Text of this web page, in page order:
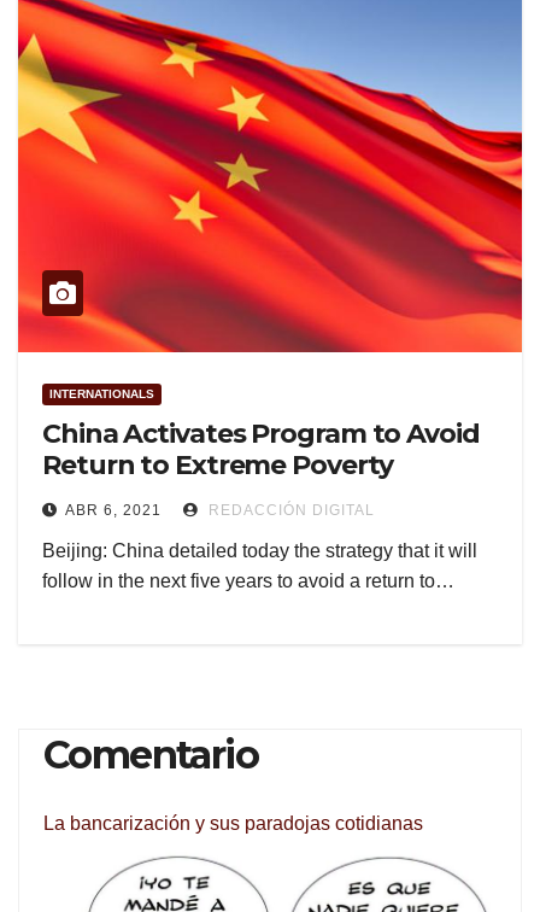
INTERNATIONALS
China Activates Program to Avoid
Return to Extreme Poverty
ABR 6, 2021 REDACCIÓN DIGITAL
Beijing: China detailed today the strategy that it will
follow in the next five years to avoid a return to…
Comentario
La bancarización y sus paradojas cotidianas